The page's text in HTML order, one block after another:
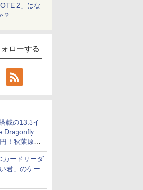
2」はな
？
ローする
載の13.3イ
Dragonfly
！秋葉原で
カードリーダ
君」のケー